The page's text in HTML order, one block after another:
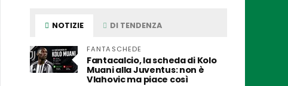
NOTIZIE DI TENDENZA
FANTASCHEDE
Fantacalcio, la scheda di Kolo
Muani alla Juventus: non è
Vlahovic ma piace così